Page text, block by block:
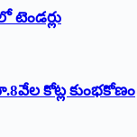
టెండర్లు
కోట్ల కుంభకోణం